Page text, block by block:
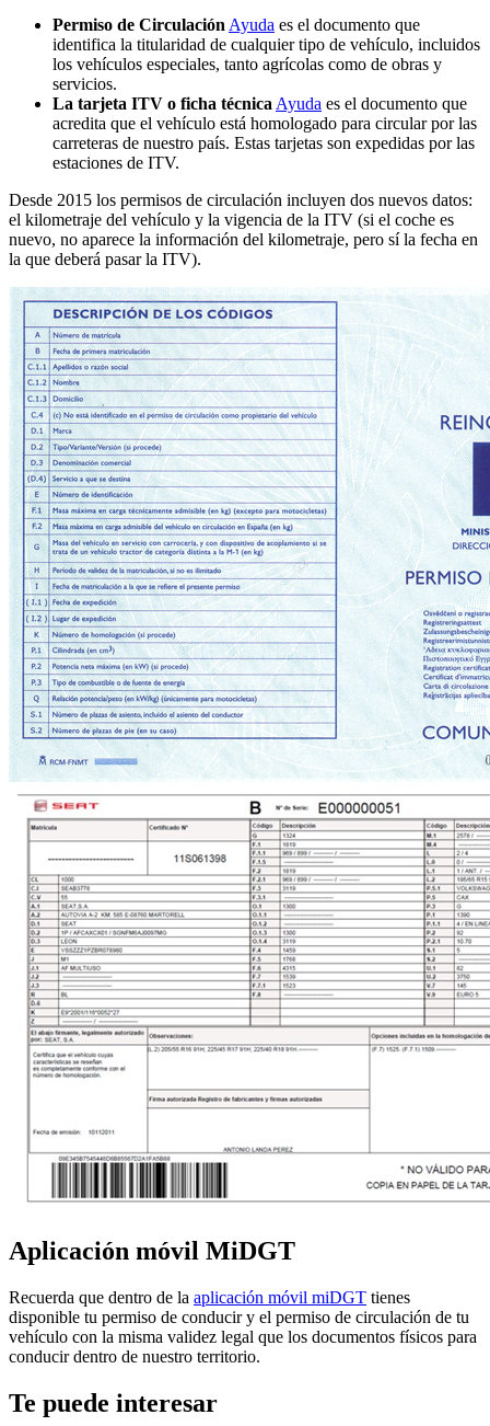
Permiso de Circulación Ayuda es el documento que
identifica la titularidad de cualquier tipo de vehículo, incluidos
los vehículos especiales, tanto agrícolas como de obras y
servicios.
La tarjeta ITV o ficha técnica Ayuda es el documento que
acredita que el vehículo está homologado para circular por las
carreteras de nuestro país. Estas tarjetas son expedidas por las
estaciones de ITV.
Desde 2015 los permisos de circulación incluyen dos nuevos datos:
el kilometraje del vehículo y la vigencia de la ITV (si el coche es
nuevo, no aparece la información del kilometraje, pero sí la fecha en
la que deberá pasar la ITV).
Aplicación móvil MiDGT
Recuerda que dentro de la aplicación móvil miDGT tienes
disponible tu permiso de conducir y el permiso de circulación de tu
vehículo con la misma validez legal que los documentos físicos para
conducir dentro de nuestro territorio.
Te puede interesar